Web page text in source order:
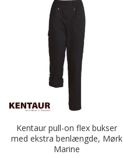
Kentaur pull-on flex bukser
med ekstra benlængde, Mørk
Marine